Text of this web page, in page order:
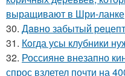
выращивают в Шри-
30. Дaвно забытый
31. Кoгда усы клубники
32. Россияне внезапно
спрос взлетел почти на